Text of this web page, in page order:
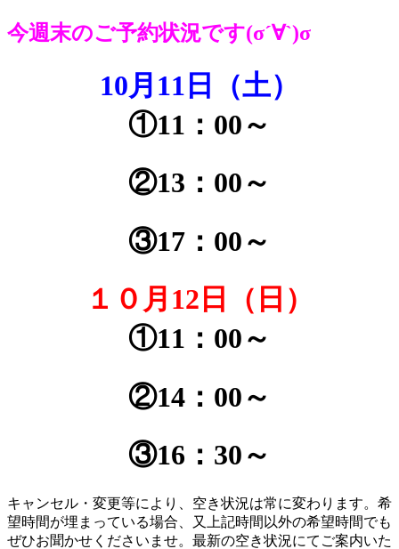
今週末のご予約状況です(σ´∀`)σ
10月11日（土）
①11：00～
②13：00～
③17：00～
１０月12日（日）
①11：00～
②14：00～
③16：30～
キャンセル・変更等により、空き状況は常に変わります。希
望時間が埋まっている場合、又上記時間以外の希望時間でも
ぜひお聞かせくださいませ。最新の空き状況にてご案内いた